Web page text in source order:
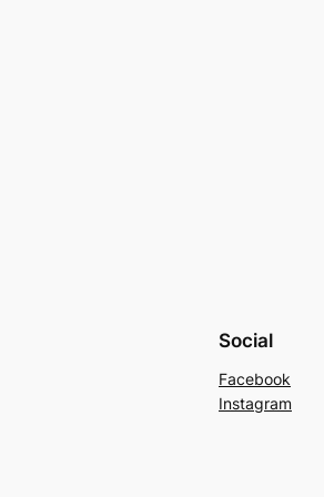
Social
Facebook
Instagram